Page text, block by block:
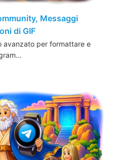
Messaggi
di GIF
avanzato per formattare e